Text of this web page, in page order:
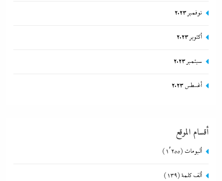
نوفمبر 2023
أكتوبر 2023
سبتمبر 2023
أغسطس 2023
أقسام الموقع
ألبومات (1٬255)
ألف كلمة(139)